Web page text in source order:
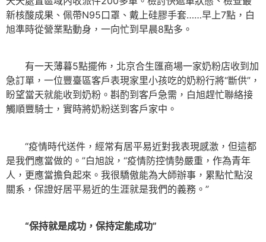
新核酸成果、佩帶N95口罩、戴上硅膠手套……早上7點，白
旭準時從營業點動身，一向忙到早晨8點多。
有一天薄暮5點擺佈，北京合生匯商場一家奶粉店收到加
急訂單，一位豐臺區客戶表現家里小孩吃的奶粉行將“斷供”，
盼望當天就能收到奶粉。斟酌到客戶急需，白旭趕忙聯絡接
觸順豐騎士，實時將奶粉送到客戶家中。
“疫情時代送件，經常有居平易近對我表現感激，但這都
是我們應當做的。”白旭說，“疫情防控情勢嚴重，作為青年
人，更應當擔負起來。我很驕傲能為大師辦事，累點忙點沒
關系，保證好居平易近的生涯就是我們的義務。”
“保持就是成功，保持定能成功”